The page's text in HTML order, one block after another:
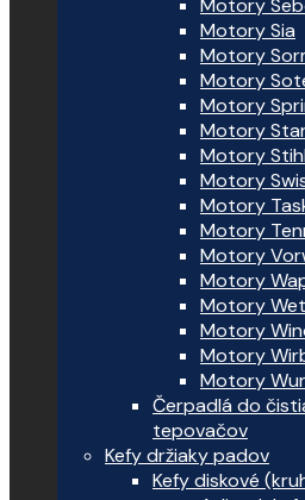
Motory
Motory Sia
Motory
Motory
Motory
Motory
Motory Stihl
Motory
Motory
Motory
Motory
Motory
Motory
Motory
Motory
Motory
Čerpadlá do
tepovačov
Kefy držiaky padov
Kefy diskové